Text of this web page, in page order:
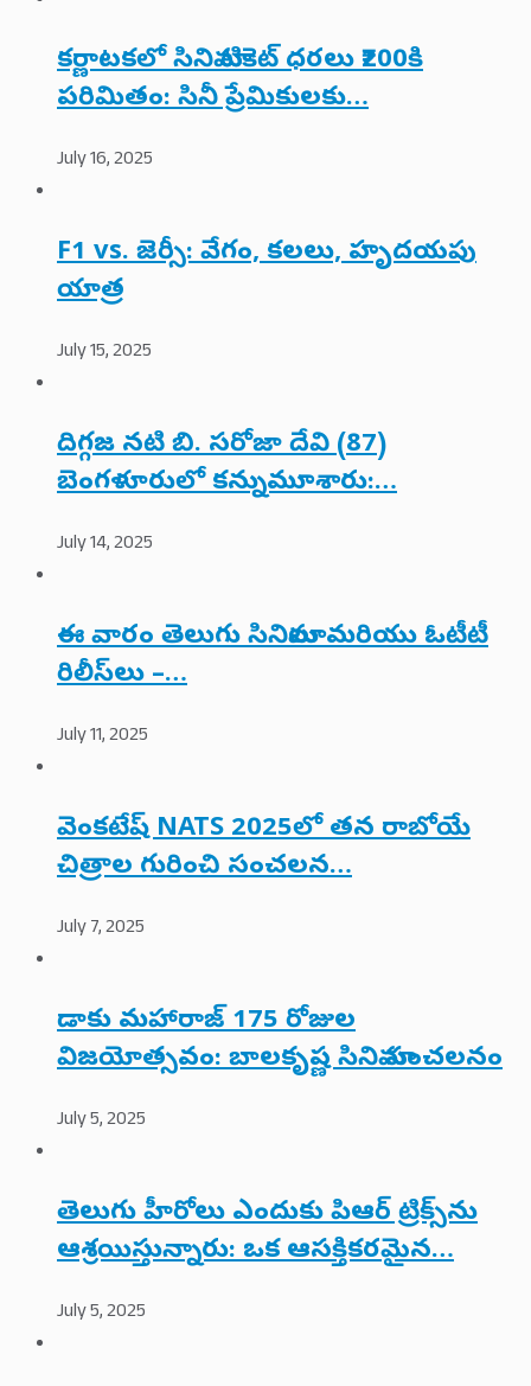
కర్ణాటకలో సినిమా టికెట్ ధరలు ₹200కి
పరిమితం: సినీ ప్రేమికులకు…
July 16, 2025
F1 vs. జెర్సీ: వేగం, కలలు, హృదయపు
యాత్ర
July 15, 2025
దిగ్గజ నటి బి. సరోజా దేవి (87)
బెంగళూరులో కన్నుమూశారు:…
July 14, 2025
ఈ వారం తెలుగు సినిమాలు మరియు ఓటీటీ
రిలీస్‌లు –…
July 11, 2025
వెంకటేష్ NATS 2025లో తన రాబోయే
చిత్రాల గురించి సంచలన…
July 7, 2025
డాకు మహారాజ్ 175 రోజుల
విజయోత్సవం: బాలకృష్ణ సినిమా సంచలనం
July 5, 2025
తెలుగు హీరోలు ఎందుకు పిఆర్ ట్రిక్స్‌ను
ఆశ్రయిస్తున్నారు: ఒక ఆసక్తికరమైన…
July 5, 2025